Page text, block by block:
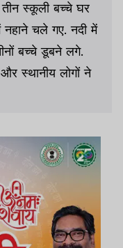
स्कूली बच्चे घर
नहाने चले गए. नदी में
बच्चे डूबने लगे.
स्थानीय लोगों ने